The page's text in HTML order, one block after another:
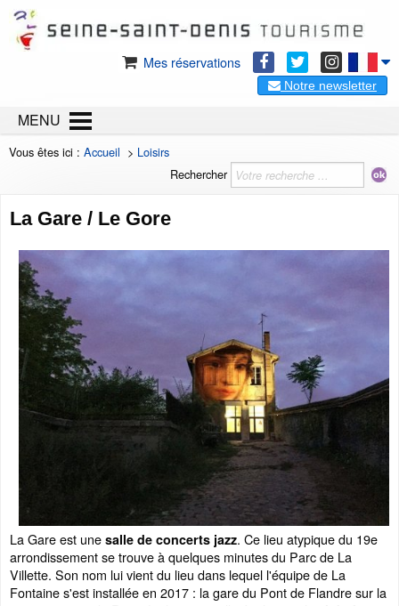
Mes réservations
Notre newsletter
MENU
Vous êtes ici : Accueil > Loisirs
Rechercher
La Gare / Le Gore
La Gare est une salle de concerts jazz. Ce lieu atypique du 19e
arrondissement se trouve à quelques minutes du Parc de La
Villette. Son nom lui vient du lieu dans lequel l'équipe de La
Fontaine s'est installée en 2017 : la gare du Pont de Flandre sur la